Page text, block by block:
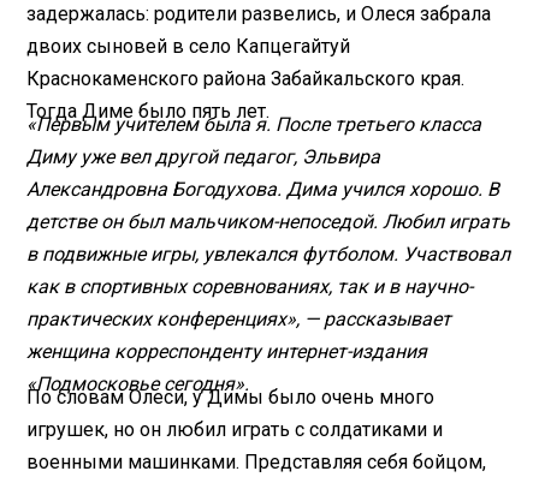
задержалась: родители развелись, и Олеся забрала
двоих сыновей в село Капцегайтуй
Краснокаменского района Забайкальского края.
Тогда Диме было пять лет.
«Первым учителем была я. После третьего класса
Диму уже вел другой педагог, Эльвира
Александровна Богодухова. Дима учился хорошо. В
детстве он был мальчиком-непоседой. Любил играть
в подвижные игры, увлекался футболом. Участвовал
как в спортивных соревнованиях, так и в научно-
практических конференциях», — рассказывает
женщина корреспонденту интернет-издания
«Подмосковье сегодня».
По словам Олеси, у Димы было очень много
игрушек, но он любил играть с солдатиками и
военными машинками. Представляя себя бойцом,